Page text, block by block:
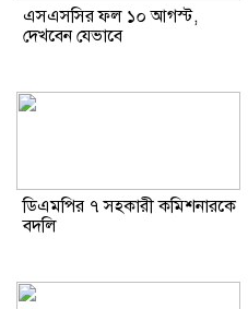
এসএসসির ফল ১০ আগস্ট,
দেখবেন যেভাবে
ডিএমপির ৭ সহকারী কমিশনারকে
বদলি